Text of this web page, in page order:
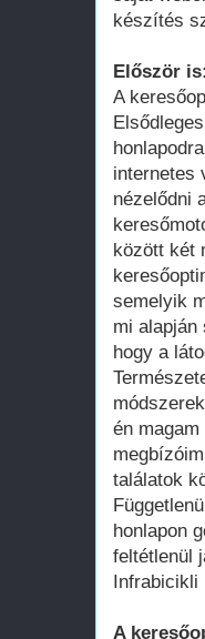
készítés
Először
A
internetes
nézelődni
között két
semelyik
mi alapján
hogy a
én
találatok
honlapon
feltétlenül
Infrabicikli
A